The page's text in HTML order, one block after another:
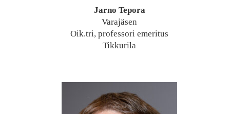
Jarno Tepora
Varajäsen
Oik.tri, professori emeritus
Tikkurila